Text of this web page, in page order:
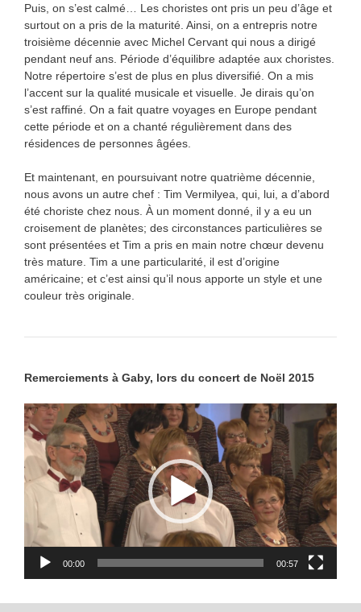
Puis, on s’est calmé… Les choristes ont pris un peu d’âge et
surtout on a pris de la maturité. Ainsi, on a entrepris notre
troisième décennie avec Michel Cervant qui nous a dirigé
pendant neuf ans. Période d’équilibre adaptée aux choristes.
Notre répertoire s’est de plus en plus diversifié. On a mis
l’accent sur la qualité musicale et visuelle. Je dirais qu’on
s’est raffiné. On a fait quatre voyages en Europe pendant
cette période et on a chanté régulièrement dans des
résidences de personnes âgées.
Et maintenant, en poursuivant notre quatrième décennie,
nous avons un autre chef : Tim Vermilyea, qui, lui, a d’abord
été choriste chez nous. À un moment donné, il y a eu un
croisement de planètes; des circonstances particulières se
sont présentées et Tim a pris en main notre chœur devenu
très mature. Tim a une particularité, il est d’origine
américaine; et c’est ainsi qu’il nous apporte un style et une
couleur très originale.
Remerciements à Gaby, lors du concert de Noël 2015
Lecteur
vidéo
00:00 00:57